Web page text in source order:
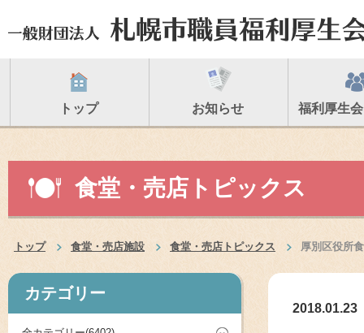
トップ お知らせ 福利厚生
食堂・売店トピックス
トップ 食堂・売店施設 食堂・売店トピックス 厚別区役所
カテゴリー
2018.01.23